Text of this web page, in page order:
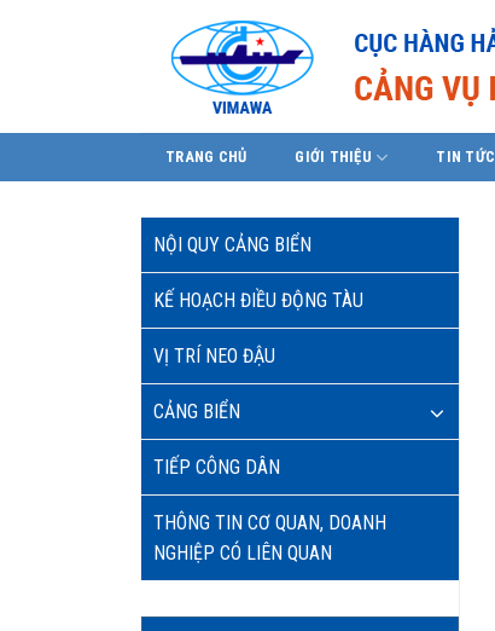
TRANG CHỦ GIỚI THIỆU TIN TỨC
NỘI QUY CẢNG BIỂN
KẾ HOẠCH ĐIỀU ĐỘNG TÀU
VỊ TRÍ NEO ĐẬU
CẢNG BIỂN
TIẾP CÔNG DÂN
THÔNG TIN CƠ QUAN, DOANH
NGHIỆP CÓ LIÊN QUAN